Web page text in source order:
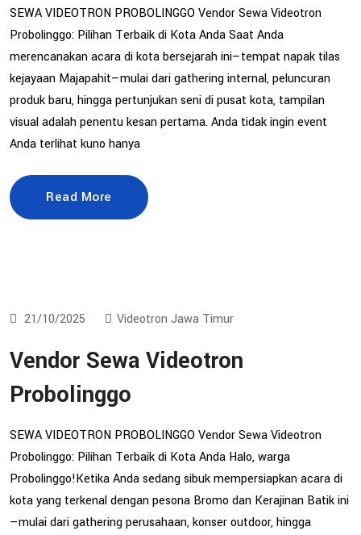
SEWA VIDEOTRON PROBOLINGGO Vendor Sewa Videotron
Probolinggo: Pilihan Terbaik di Kota Anda Saat Anda
merencanakan acara di kota bersejarah ini—tempat napak tilas
kejayaan Majapahit—mulai dari gathering internal, peluncuran
produk baru, hingga pertunjukan seni di pusat kota, tampilan
visual adalah penentu kesan pertama. Anda tidak ingin event
Anda terlihat kuno hanya
Read More
21/10/2025 Videotron Jawa Timur
Vendor Sewa Videotron
Probolinggo
SEWA VIDEOTRON PROBOLINGGO Vendor Sewa Videotron
Probolinggo: Pilihan Terbaik di Kota Anda Halo, warga
Probolinggo!Ketika Anda sedang sibuk mempersiapkan acara di
kota yang terkenal dengan pesona Bromo dan Kerajinan Batik ini
—mulai dari gathering perusahaan, konser outdoor, hingga